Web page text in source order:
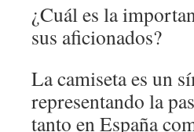
¿Cuál es la
sus aficionados?
La camiseta es un
representando la
tanto en España